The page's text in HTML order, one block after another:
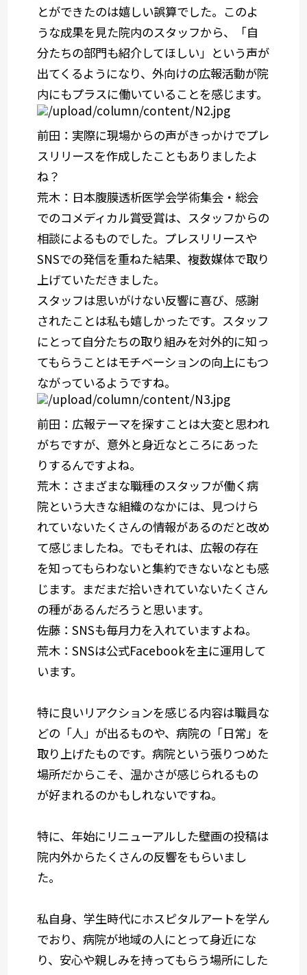
とができたのは嬉しい誤算でした。このよ
うな成果を見た院内のスタッフから、「自
分たちの部門も紹介してほしい」という声が
出てくるようになり、外向けの広報活動が院
内にもプラスに働いていることを感じます。
前田 ：実際に現場からの声がきっかけでプレ
スリリースを作成したこともありましたよ
ね？
荒木 ：日本腹膜透析医学会学術集会・総会
でのコメディカル賞受賞は、スタッフからの
相談によるものでした。プレスリリースや
SNSでの発信を重ねた結果、複数媒体で取り
上げていただきました。
スタッフは思いがけない反響に喜び、感謝
されたことは私も嬉しかったです。スタッフ
にとって自分たちの取り組みを対外的に知っ
てもらうことはモチベーションの向上にもつ
ながっているようですね。
前田 ：広報テーマを探すことは大変と思われ
がちですが、意外と身近なところにあった
りするんですよね。
荒木 ：さまざまな職種のスタッフが働く病
院という大きな組織のなかには、見つけら
れていないたくさんの情報があるのだと改め
て感じましたね。でもそれは、広報の存在
を知ってもらわないと集約できないなとも感
じます。まだまだ拾いきれていないたくさん
の種があるんだろうと思います。
佐藤 ：SNSも毎月力を入れていますよね。
荒木 ：SNSは公式Facebookを主に運用して
います。
特に良いリアクションを感じる内容は職員な
どの「人」が出るものや、病院の「日常」を
取り上げたものです。病院という張りつめた
場所だからこそ、温かさが感じられるもの
が好まれるのかもしれないですね。
特に、年始にリニューアルした壁画の投稿は
院内外からたくさんの反響をもらいまし
た。
私自身、学生時代にホスピタルアートを学ん
でおり、病院が地域の人にとって身近にな
り、安心や親しみを持ってもらう場所にした